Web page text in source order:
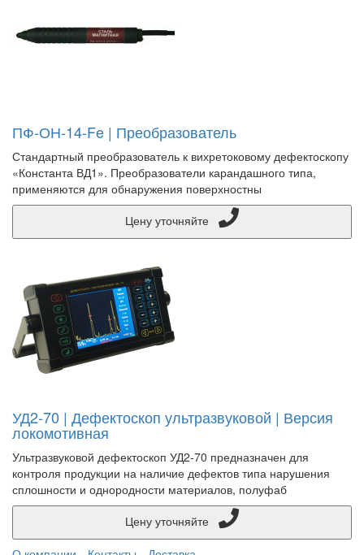
ПФ-ОН-14-Fe | Преобразователь
Стандартный преобразователь к вихретоковому дефектоскопу
«Константа ВД1». Преобразователи карандашного типа,
применяются для обнаружения поверхностны
УД2-70 | Дефектоскоп ультразвуковой | Версия
локомотивная
Ультразвуковой дефектоскоп УД2-70 предназначен для
контроля продукции на наличие дефектов типа нарушения
сплошности и однородности материалов, полуфаб